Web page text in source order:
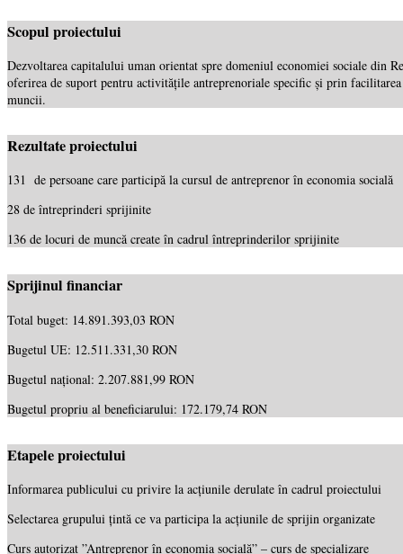
Scopul proiectului
Dezvoltarea capitalului uman orientat spre domeniul economiei sociale din
oferirea de suport pentru activitățile antreprenoriale specific și prin
muncii.
Rezultate proiectului
131 de persoane care participă la cursul de antreprenor în economia socială
28 de întreprinderi sprijinite
136 de locuri de muncă create în cadrul întreprinderilor sprijinite
Sprijinul financiar
Total buget: 14.891.393,03 RON
Bugetul UE: 12.511.331,30 RON
Bugetul național: 2.207.881,99 RON
Bugetul propriu al beneficiarului: 172.179,74 RON
Etapele proiectului
Informarea publicului cu privire la acțiunile derulate în cadrul proiectului
Selectarea grupului țintă ce va participa la acțiunile de sprijin organizate
Curs autorizat ”Antreprenor în economia socială” – curs de specializare